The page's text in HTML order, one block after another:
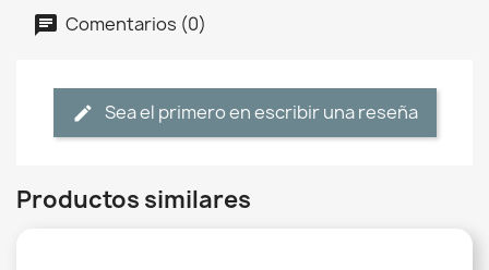
Comentarios (0)
Sea el primero en escribir una reseña
Productos similares